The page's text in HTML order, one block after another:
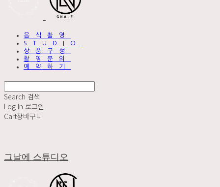
음식촬영
STUDIO
상품구성
촬영문의
예약하기
Search 검색
Log In 로그인
Cart장바구니
그날에 스튜디오